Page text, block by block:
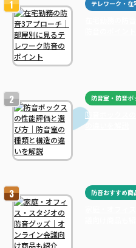
テレワーク・在
防音室・防音ボ
防音ボックス
の違いを解説
防音おすすめ商